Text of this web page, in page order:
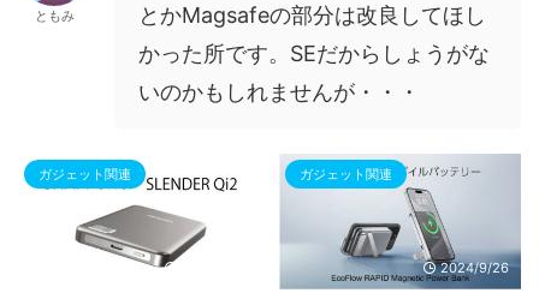
ともみ
とかMagsafeの部分は改良してほし
かった所です。SEだからしょうがな
いのかもしれませんが・・・
ガジェット関連 ガジェット関連
2024/9/26